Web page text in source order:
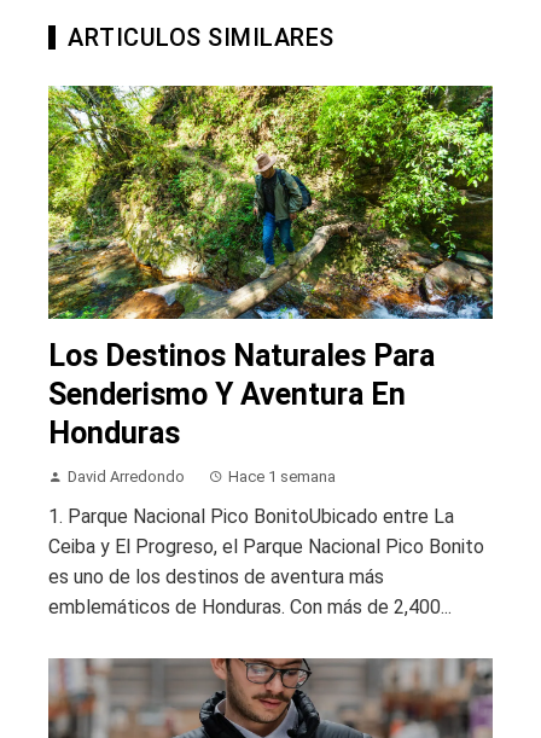
ARTICULOS SIMILARES
Los Destinos Naturales Para
Senderismo Y Aventura En
Honduras
David Arredondo Hace 1 semana
1. Parque Nacional Pico BonitoUbicado entre La
Ceiba y El Progreso, el Parque Nacional Pico Bonito
es uno de los destinos de aventura más
emblemáticos de Honduras. Con más de 2,400...